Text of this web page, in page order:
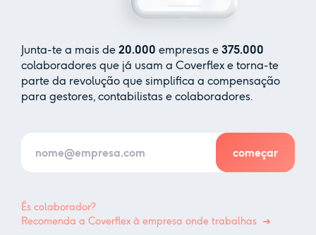
Junta-te a mais de 20.000 empresas e 375.000
colaboradores que já usam a Coverflex e torna-te
parte da revolução que simplifica a compensação
para gestores, contabilistas e colaboradores.
És colaborador?
Recomenda a Coverflex à empresa onde trabalhas